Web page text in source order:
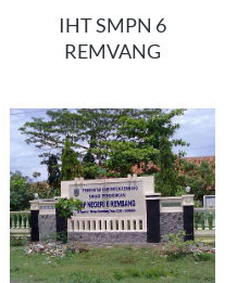
IHT SMPN 6
REMVANG